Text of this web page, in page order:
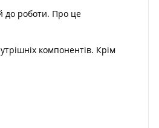
до роботи. Про це
компонентів. Крім